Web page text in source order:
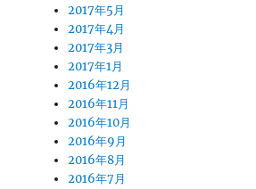
2017年5月
2017年4月
2017年3月
2017年1月
2016年12月
2016年11月
2016年10月
2016年9月
2016年8月
2016年7月